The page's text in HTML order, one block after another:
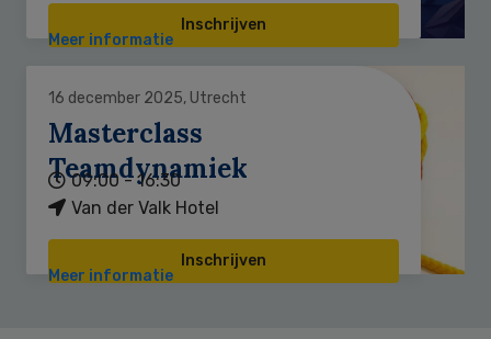
Inschrijven
Meer informatie
16 december 2025, Utrecht
Masterclass
Teamdynamiek
09:00 - 16:30
Van der Valk Hotel
Inschrijven
Meer informatie